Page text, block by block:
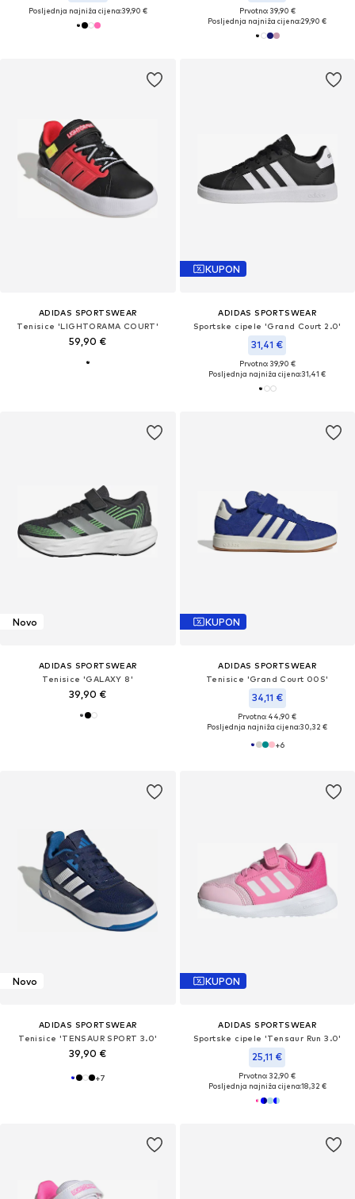
Posljednja najniža cijena:39,90 €
Prvotno: 39,90 €
Posljednja najniža cijena:29,90 €
ADIDAS SPORTSWEAR
Tenisice 'LIGHTORAMA COURT'
59,90 €
KUPON
ADIDAS SPORTSWEAR
Sportske cipele 'Grand Court 2.0'
31,41 €
Prvotno: 39,90 €
Posljednja najniža cijena:31,41 €
Novo
ADIDAS SPORTSWEAR
Tenisice 'GALAXY 8'
39,90 €
KUPON
ADIDAS SPORTSWEAR
Tenisice 'Grand Court 00S'
34,11 €
Prvotno: 44,90 €
Posljednja najniža cijena:30,32 €
+6
Novo
ADIDAS SPORTSWEAR
Tenisice 'TENSAUR SPORT 3.0'
39,90 €
+7
KUPON
ADIDAS SPORTSWEAR
Sportske cipele 'Tensaur Run 3.0'
25,11 €
Prvotno: 32,90 €
Posljednja najniža cijena:18,32 €